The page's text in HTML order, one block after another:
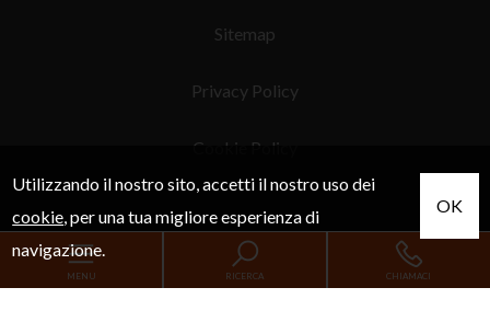
Sitemap
Privacy Policy
Cookie Policy
MENU RICERCA CHIAMACI
Utilizzando il nostro sito, accetti il nostro uso dei
cookie, per una tua migliore esperienza di
navigazione.
OK